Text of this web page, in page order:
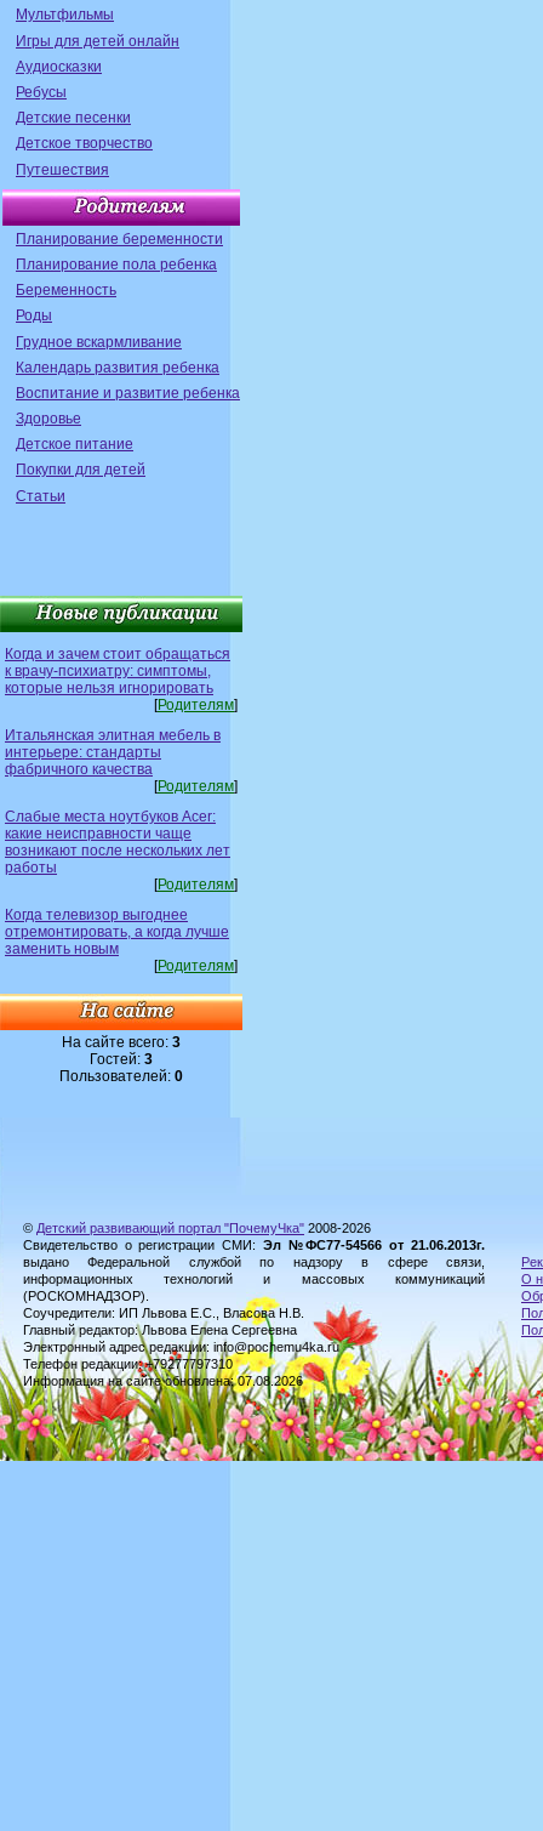
Мультфильмы
Игры для детей онлайн
Аудиосказки
Ребусы
Детские песенки
Детское творчество
Путешествия
Планирование беременности
Планирование пола ребенка
Беременность
Роды
Грудное вскармливание
Календарь развития ребенка
Воспитание и развитие ребенка
Здоровье
Детское питание
Покупки для детей
Статьи
Когда и зачем стоит обращаться
к врачу-психиатру: симптомы,
которые нельзя игнорировать
[Родителям]
Итальянская элитная мебель в
интерьере: стандарты
фабричного качества
[Родителям]
Слабые места ноутбуков Acer:
какие неисправности чаще
возникают после нескольких лет
работы
[Родителям]
Когда телевизор выгоднее
отремонтировать, а когда лучше
заменить новым
[Родителям]
На сайте всего: 3
Гостей: 3
Пользователей: 0
© Детский развивающий портал "ПочемуЧка" 2008-2026
Свидетельство о регистрации СМИ: Эл №ФС77-54566 от 21.06.2013г.
выдано Федеральной службой по надзору в сфере связи,
информационных технологий и массовых коммуникаций
(РОСКОМНАДЗОР).
Соучредители: ИП Львова Е.С., Власова Н.В.
Главный редактор: Львова Елена Сергеевна
Электронный адрес редакции: info@pochemu4ka.ru
Телефон редакции: +79277797310
Информация на сайте обновлена: 07.08.2026
О